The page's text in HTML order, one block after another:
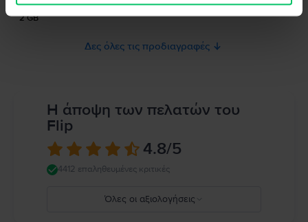
Μνήμη RAM
2 GB
Δες όλες τις προδιαγραφές
Η άποψη των πελατών του
Flip
4.8/5
4412 επαληθευμένες κριτικές
Όλες οι αξιολογήσεις